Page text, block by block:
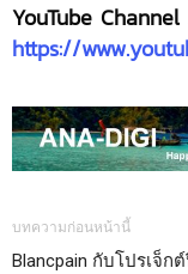
YouTube Channel
https://
บทความก่อนหน้านี้
Blancpain กับโปรเจ็ก